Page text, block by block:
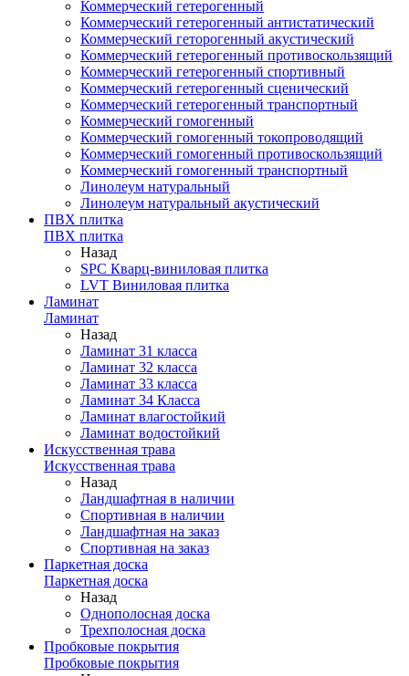
Коммерческий гетерогенный
Коммерческий гетерогенный антистатический
Коммерческий геторогенный акустический
Коммерческий гетерогенный противоскользящий
Коммерческий гетерогенный спортивный
Коммерческий гетерогенный сценический
Коммерческий гетерогенный транспортный
Коммерческий гомогенный
Коммерческий гомогенный токопроводящий
Коммерческий гомогенный противоскользящий
Коммерческий гомогенный транспортный
Линолеум натуральный
Линолеум натуральный акустический
ПВХ плитка
ПВХ плитка
Назад
SPC Кварц-виниловая плитка
LVT Виниловая плитка
Ламинат
Ламинат
Назад
Ламинат 31 класса
Ламинат 32 класса
Ламинат 33 класса
Ламинат 34 Класса
Ламинат влагостойкий
Ламинат водостойкий
Искусственная трава
Искусственная трава
Назад
Ландшафтная в наличии
Спортивная в наличии
Ландшафтная на заказ
Спортивная на заказ
Паркетная доска
Паркетная доска
Назад
Однополосная доска
Трехполосная доска
Пробковые покрытия
Пробковые покрытия